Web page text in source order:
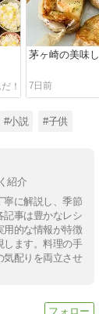
茅ヶ崎の美味
7日前
#小説 #子供
紹介
寧に解説し、季節
記事は豊かなレシ
用的な情報が特徴
します。料理の手
気配りを両立させ